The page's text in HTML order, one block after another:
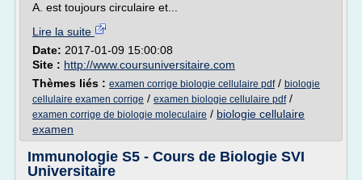
A. est toujours circulaire et...
Lire la suite
Date: 2017-01-09 15:00:08
Site : http://www.coursuniversitaire.com
Thèmes liés : examen corrige biologie cellulaire pdf/ biologie
cellulaire examen corrige / examen biologie cellulaire pdf/
examen corrige de biologie moleculaire / biologie cellulaire
examen
Immunologie S5 - Cours de Biologie SVI
Universitaire